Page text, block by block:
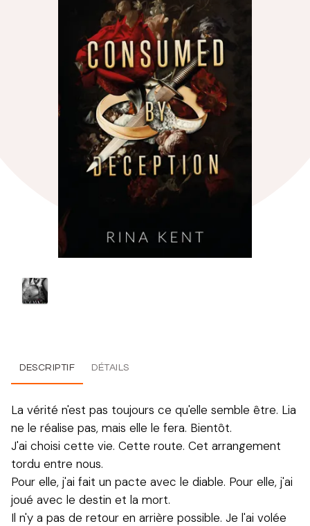
DESCRIPTIF DÉTAILS
La vérité n'est pas toujours ce qu'elle semble être. Lia
ne le réalise pas, mais elle le fera. Bientôt.
J'ai choisi cette vie. Cette route. Cet arrangement
tordu entre nous.
Pour elle, j'ai fait un pacte avec le diable. Pour elle, j'ai
joué avec le destin et la mort.
Il n'y a pas de retour en arrière possible. Je l'ai volée